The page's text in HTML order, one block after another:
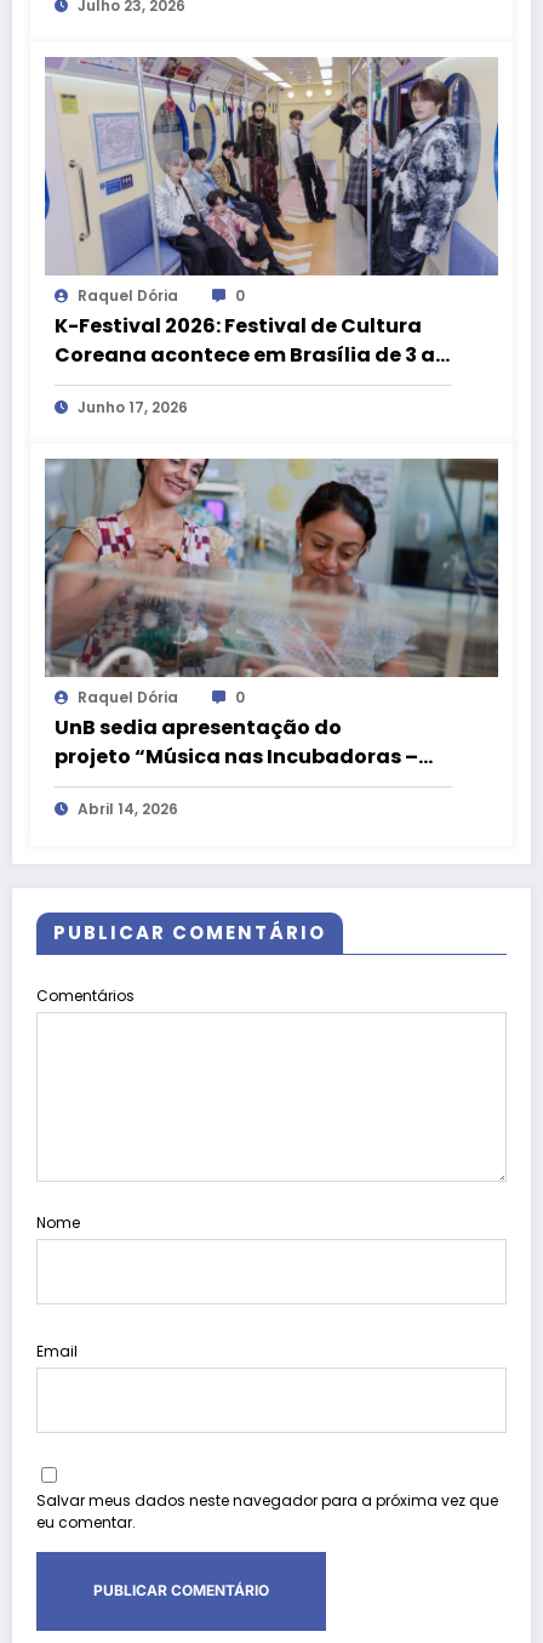
Julho 23, 2026
Raquel Dória 0
K-Festival 2026: Festival de Cultura
Coreana acontece em Brasília de 3 a 5
de julho
Junho 17, 2026
Raquel Dória 0
UnB sedia apresentação do
projeto “Música nas Incubadoras –
Acalantos Indígenas”
Abril 14, 2026
PUBLICAR COMENTÁRIO
Comentários
Nome
Email
Salvar meus dados neste navegador para a próxima vez que
eu comentar.